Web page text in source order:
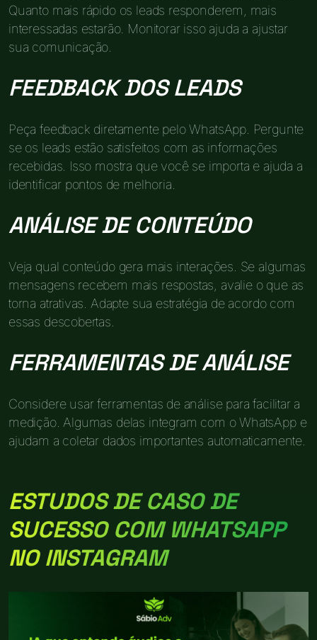
Quanto mais rápido os leads responderem, mais
interessadas estarão. Monitorar isso ajuda a ajustar
sua comunicação.
FEEDBACK DOS LEADS
Peça feedback diretamente pelo WhatsApp. Pergunte
se os leads estão satisfeitos com as informações
recebidas. Isso mostra que você se importa e ajuda a
identificar pontos de melhoria.
ANÁLISE DE CONTEÚDO
Veja qual conteúdo gera mais interações. Se algumas
mensagens recebem mais respostas, avalie o que as
torna atrativas. Adapte sua estratégia de acordo com
essas descobertas.
FERRAMENTAS DE ANÁLISE
Considere usar ferramentas de análise para facilitar a
medição. Algumas delas integram com o WhatsApp e
ajudam a coletar dados importantes automaticamente.
ESTUDOS DE CASO DE
SUCESSO COM WHATSAPP
NO INSTAGRAM